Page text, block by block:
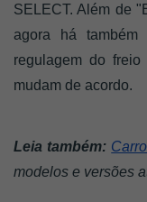
SELECT. Além de
agora há também
regulagem do freio
mudam de acordo.
Leia também:
modelos e versões